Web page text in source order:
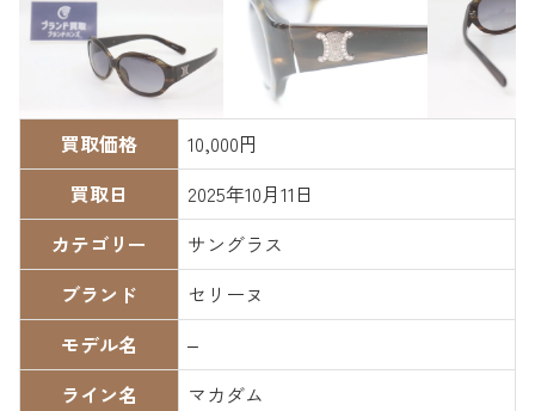
買取価格
10,000円
買取日
2025年10月11日
カテゴリー
サングラス
ブランド
セリーヌ
モデル名
–
ライン名
マカダム